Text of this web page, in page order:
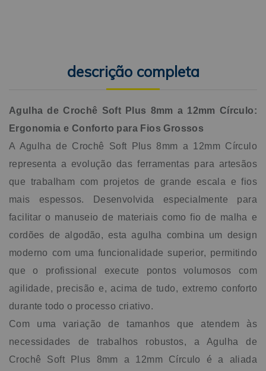
descrição completa
Agulha de Crochê Soft Plus 8mm a 12mm Círculo:
Ergonomia e Conforto para Fios Grossos
A Agulha de Crochê Soft Plus 8mm a 12mm Círculo
representa a evolução das ferramentas para artesãos
que trabalham com projetos de grande escala e fios
mais espessos. Desenvolvida especialmente para
facilitar o manuseio de materiais como fio de malha e
cordões de algodão, esta agulha combina um design
moderno com uma funcionalidade superior, permitindo
que o profissional execute pontos volumosos com
agilidade, precisão e, acima de tudo, extremo conforto
durante todo o processo criativo.
Com uma variação de tamanhos que atendem às
necessidades de trabalhos robustos, a Agulha de
Crochê Soft Plus 8mm a 12mm Círculo é a aliada